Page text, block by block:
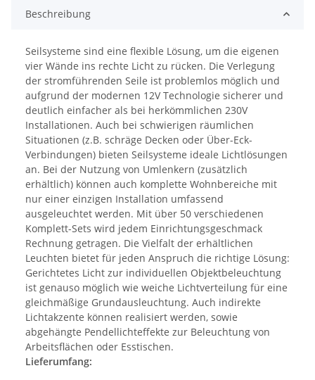
Beschreibung
Seilsysteme sind eine flexible Lösung, um die eigenen
vier Wände ins rechte Licht zu rücken. Die Verlegung
der stromführenden Seile ist problemlos möglich und
aufgrund der modernen 12V Technologie sicherer und
deutlich einfacher als bei herkömmlichen 230V
Installationen. Auch bei schwierigen räumlichen
Situationen (z.B. schräge Decken oder Über-Eck-
Verbindungen) bieten Seilsysteme ideale Lichtlösungen
an. Bei der Nutzung von Umlenkern (zusätzlich
erhältlich) können auch komplette Wohnbereiche mit
nur einer einzigen Installation umfassend
ausgeleuchtet werden. Mit über 50 verschiedenen
Komplett-Sets wird jedem Einrichtungsgeschmack
Rechnung getragen. Die Vielfalt der erhältlichen
Leuchten bietet für jeden Anspruch die richtige Lösung:
Gerichtetes Licht zur individuellen Objektbeleuchtung
ist genauso möglich wie weiche Lichtverteilung für eine
gleichmäßige Grundausleuchtung. Auch indirekte
Lichtakzente können realisiert werden, sowie
abgehängte Pendellichteffekte zur Beleuchtung von
Arbeitsflächen oder Esstischen.
Lieferumfang: